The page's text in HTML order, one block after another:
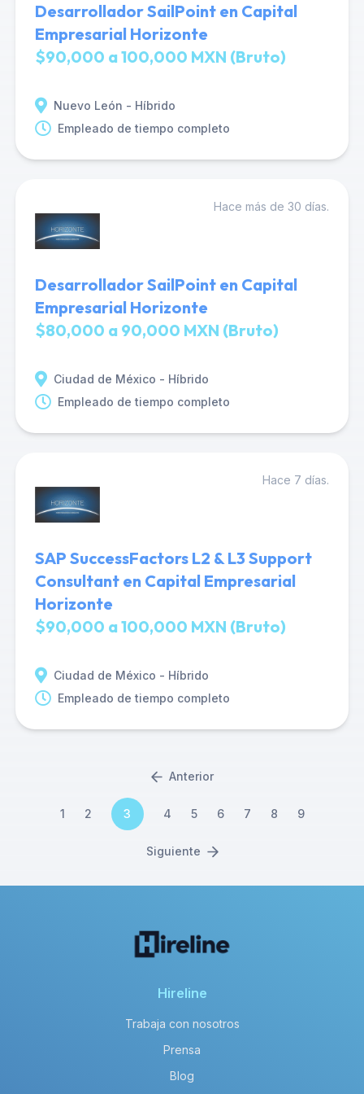
Desarrollador SailPoint en Capital
Empresarial Horizonte
$90,000 a 100,000 MXN (Bruto)
Nuevo León - Híbrido
Empleado de tiempo completo
Hace más de 30 días.
Desarrollador SailPoint en Capital
Empresarial Horizonte
$80,000 a 90,000 MXN (Bruto)
Ciudad de México - Híbrido
Empleado de tiempo completo
Hace 7 días.
SAP SuccessFactors L2 & L3 Support
Consultant en Capital Empresarial
Horizonte
$90,000 a 100,000 MXN (Bruto)
Ciudad de México - Híbrido
Empleado de tiempo completo
Anterior
1 2 3 4 5 6 7 8 9
Siguiente
Hireline
Trabaja con nosotros
Prensa
Blog